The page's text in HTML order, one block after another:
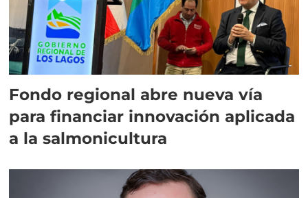
Fondo regional abre nueva vía
para financiar innovación aplicada
a la salmonicultura